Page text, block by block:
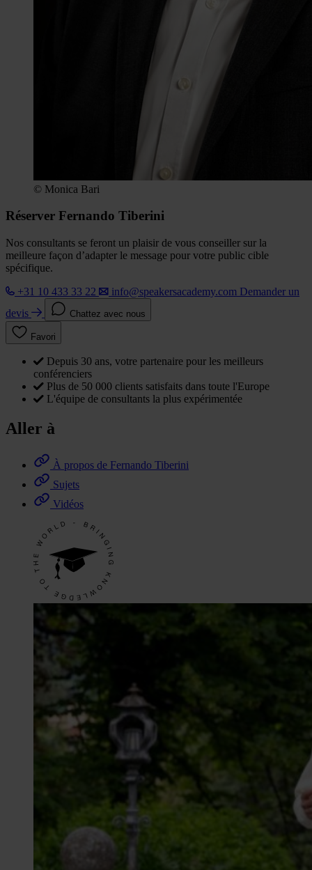
© Monica Bari
Réserver Fernando Tiberini
Nos consultants se feront un plaisir de vous conseiller sur la
meilleure façon d’adapter le message pour votre public cible
spécifique.
+31 10 433 33 22
info@speakersacademy.com Demander un
devis
Chattez avec nous
Favori
Depuis 30 ans, votre partenaire pour les meilleurs
conférenciers
Plus de 50 000 clients satisfaits dans toute l'Europe
L'équipe de consultants la plus expérimentée
Aller à
À propos de Fernando Tiberini
Sujets
Vidéos